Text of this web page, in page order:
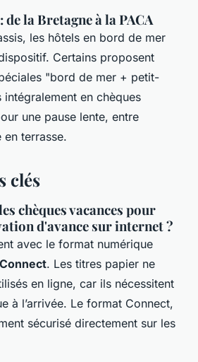
la Bretagne à la PACA
les hôtels en bord de mer
Certains proposent
"bord de mer + petit-
en chèques
une pause lente, entre
en terrasse.
clés
chèques vacances pour
d'avance sur internet ?
avec le format numérique
. Les titres papier ne
en ligne, car ils nécessitent
à l’arrivée. Le format Connect,
sécurisé directement sur les